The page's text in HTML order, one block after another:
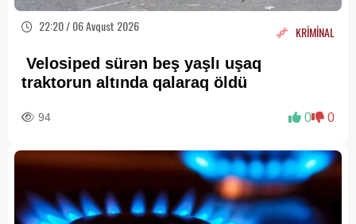
22:20 / 06 Avqust 2026 KRİMİNAL
Velosiped sürən beş yaşlı uşaq
traktorun altında qalaraq öldü
94 0 0